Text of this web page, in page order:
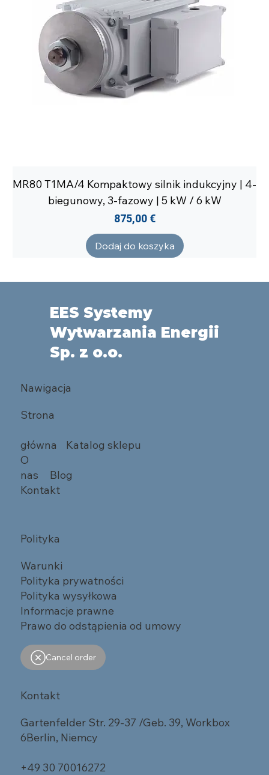
MR80 T1MA/4 Kompaktowy silnik indukcyjny | 4-
biegunowy, 3-fazowy | 5 kW / 6 kW
Cena
875,00 €
Dodaj do koszyka
EES Systemy
Wytwarzania Energii
Sp. z o.o.
Nawigacja
Strona
główna
Katalog sklepu
O
nas
Blog
Kontakt
Polityka
Warunki
Polityka prywatności
Polityka wysyłkowa
Informacje prawne
Prawo do odstąpienia od umowy
Cancel order
Kontakt
Gartenfelder Str. 29-37 /Geb. 39, Workbox
6Berlin, Niemcy
+49 30 70016272